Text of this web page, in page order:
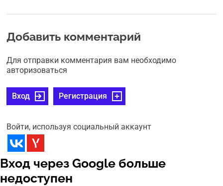
Добавить комментарий
Для отправки комментария вам необходимо
авторизоваться
Вход Регистрация
Войти, используя социальный аккаунт
Вход через Google больше
недоступен